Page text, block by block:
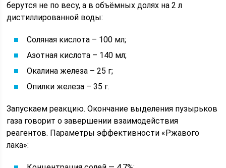
берутся не по весу, а в объёмных долях на 2 л
дистиллированной воды:
Соляная кислота – 100 мл;
Азотная кислота – 140 мл;
Окалина железа – 25 г;
Опилки железа – 35 г.
Запускаем реакцию. Окончание выделения пузырьков
газа говорит о завершении взаимодействия
реагентов. Параметры эффективности «Ржавого
лака»: